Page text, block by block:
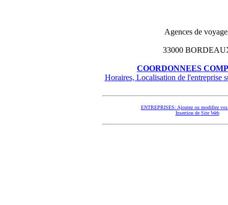
Agences de
33000
COORDONNEES
Horaires, Localisation de l'entreprise
ENTREPRISES: Ajoutez ou modifiez vos
Insertion de Site Web